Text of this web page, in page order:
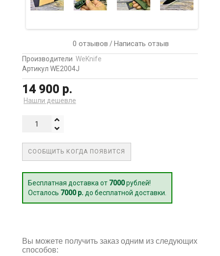
0 отзывов /Написать отзыв
Производители WeKnife
Артикул WE2004J
14 900 р.
Нашли дешевле
СООБЩИТЬ КОГДА ПОЯВИТСЯ
Бесплатная доставка от 7000рублей!
Осталось 7000 р. до бесплатной доставки.
Вы можете получить заказ одним из следующих
способов: